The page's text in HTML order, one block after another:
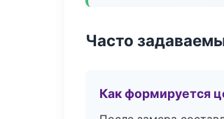
Часто
Как формируется